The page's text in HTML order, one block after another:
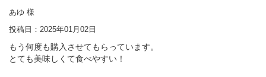
あゆ 様
投稿日：2025年01月02日
もう何度も購入させてもらっています。
とても美味しくて食べやすい！